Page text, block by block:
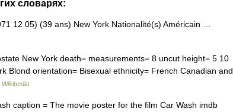
словарях:
12 05) (39 ans) New York Nationalité(s) Américain …
New York death= measurements= 8 uncut height= 5 10
Blond orientation= Bisexual ethnicity= French Canadian and
Wikipedia
caption = The movie poster for the film Car Wash imdb